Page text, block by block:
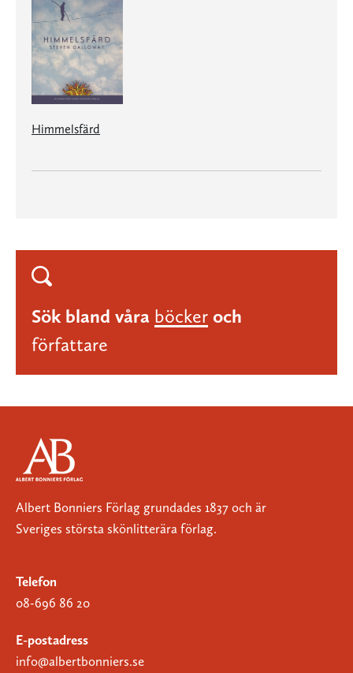
Himmelsfärd
Sök bland våra böcker och
författare
Albert Bonniers Förlag grundades 1837 och är
Sveriges största skönlitterära förlag.
Telefon
08-696 86 20
E-postadress
info@albertbonniers.se